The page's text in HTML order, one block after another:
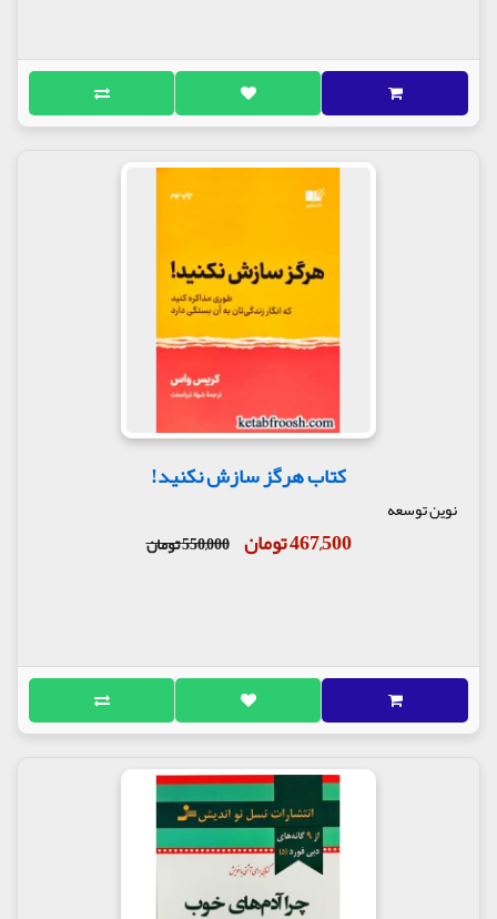
کتاب هرگز سازش نکنید!
نوین توسعه
467,500 تومان 550,000 تومان